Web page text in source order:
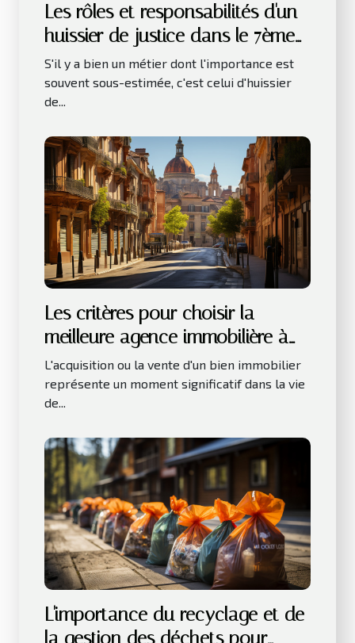
Les rôles et responsabilités d'un
huissier de justice dans le 7ème
arrondissement de Paris
S'il y a bien un métier dont l'importance est
souvent sous-estimée, c'est celui d'huissier
de...
Les critères pour choisir la
meilleure agence immobilière à
Toulouse
L'acquisition ou la vente d'un bien immobilier
représente un moment significatif dans la vie
de...
L'importance du recyclage et de
la gestion des déchets pour